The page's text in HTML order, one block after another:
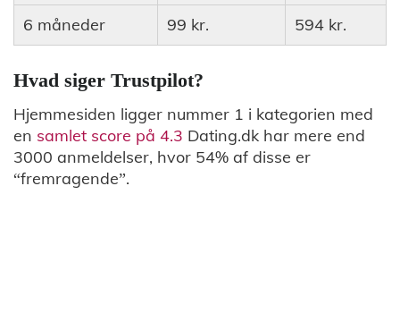
6 måneder
99 kr. 594 kr.
Hvad siger Trustpilot?
Hjemmesiden ligger nummer 1 i kategorien med
en samlet score på 4.3 Dating.dk har mere end
3000 anmeldelser, hvor 54% af disse er
“fremragende”.